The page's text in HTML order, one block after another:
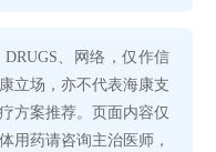
、网络，仅作信
立场，亦不代表海康支
方案推荐。页面内容仅
用药请咨询主治医师，